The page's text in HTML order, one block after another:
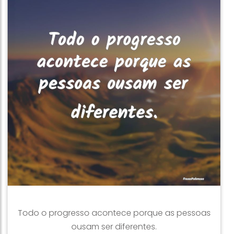
Todo o progresso acontece porque as pessoas
ousam ser diferentes.